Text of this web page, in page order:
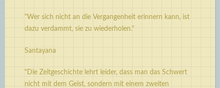
"Wer sich nicht an die Vergangenheit erinnern kann, ist
dazu verdammt, sie zu wiederholen."
Santayana
"Die Zeitgeschichte lehrt leider, dass man das Schwert
nicht mit dem Geist, sondern mit einem zweiten